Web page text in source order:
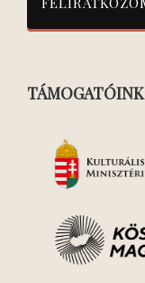
TÁMOGATÓINK